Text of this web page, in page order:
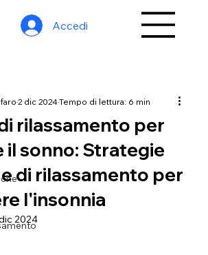
Accedi
rilassamento per
il sonno: Strategie
di rilassamento per
l'insonnia
2 dic 2024Tempo di lettura: 6 min
2024